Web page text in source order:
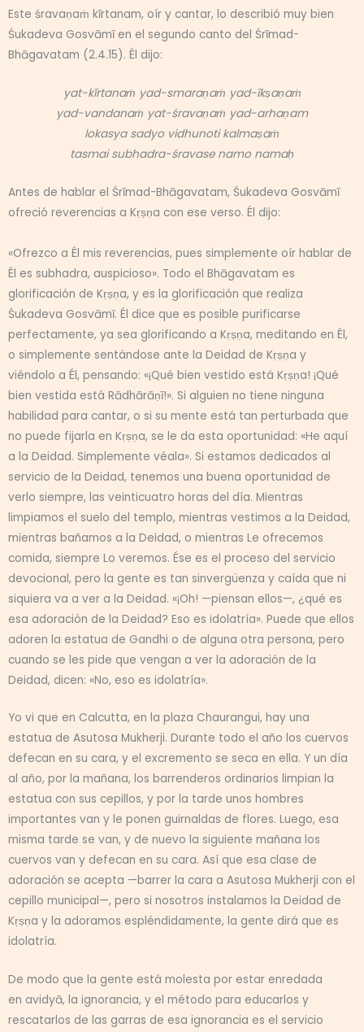
Este śravaṇaṁ kīrtanam, oír y cantar, lo describió muy bien
Śukadeva Gosvāmī en el segundo canto del Śrīmad-
Bhāgavatam (2.4.15). Él dijo:
yat-kīrtanaṁ yad-smaraṇaṁ yad-īkṣaṇaṁ
yad-vandanaṁ yat-śravaṇaṁ yad-arhaṇam
lokasya sadyo vidhunoti kalmaṣaṁ
tasmai subhadra-śravase namo namaḥ
Antes de hablar el Śrīmad-Bhāgavatam, Śukadeva Gosvāmī
ofreció reverencias a Kṛṣṇa con ese verso. Él dijo:
«Ofrezco a Él mis reverencias, pues simplemente oír hablar de
Él es subhadra, auspicioso». Todo el Bhāgavatam es
glorificación de Kṛṣṇa, y es la glorificación que realiza
Śukadeva Gosvāmī. Él dice que es posible purificarse
perfectamente, ya sea glorificando a Kṛṣṇa, meditando en Él,
o simplemente sentándose ante la Deidad de Kṛṣṇa y
viéndolo a Él, pensando: «¡Qué bien vestido está Kṛṣṇa! ¡Qué
bien vestida está Rādhārāṇī!». Si alguien no tiene ninguna
habilidad para cantar, o si su mente está tan perturbada que
no puede fijarla en Kṛṣṇa, se le da esta oportunidad: «He aquí
a la Deidad. Simplemente véala». Si estamos dedicados al
servicio de la Deidad, tenemos una buena oportunidad de
verlo siempre, las veinticuatro horas del día. Mientras
limpiamos el suelo del templo, mientras vestimos a la Deidad,
mientras bañamos a la Deidad, o mientras Le ofrecemos
comida, siempre Lo veremos. Ése es el proceso del servicio
devocional, pero la gente es tan sinvergüenza y caída que ni
siquiera va a ver a la Deidad. «¡Oh! —piensan ellos—, ¿qué es
esa adoración de la Deidad? Eso es idolatría». Puede que ellos
adoren la estatua de Gandhi o de alguna otra persona, pero
cuando se les pide que vengan a ver la adoración de la
Deidad, dicen: «No, eso es idolatría».
Yo vi que en Calcutta, en la plaza Chaurangui, hay una
estatua de Asutosa Mukherji. Durante todo el año los cuervos
defecan en su cara, y el excremento se seca en ella. Y un día
al año, por la mañana, los barrenderos ordinarios limpian la
estatua con sus cepillos, y por la tarde unos hombres
importantes van y le ponen guirnaldas de flores. Luego, esa
misma tarde se van, y de nuevo la siguiente mañana los
cuervos van y defecan en su cara. Así que esa clase de
adoración se acepta —barrer la cara a Asutosa Mukherji con el
cepillo municipal—, pero si nosotros instalamos la Deidad de
Kṛṣṇa y la adoramos espléndidamente, la gente dirá que es
idolatría.
De modo que la gente está molesta por estar enredada
en avidyā, la ignorancia, y el método para educarlos y
rescatarlos de las garras de esa ignorancia es el servicio